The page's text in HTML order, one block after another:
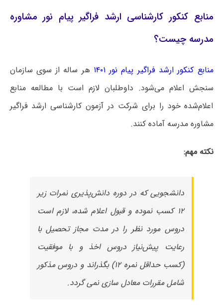
منابع کنکور کارشناسی ارشد فراگیر پیام نور مشاوره
مدرسه چیست؟
منابع کنکور ارشد فراگیر پیام نور ۱۴۰۱
هر ساله از سوی سازمان
سنجش اعلام می‌شود. داوطلبان لازم است با مطالعه منابع
اعلام‌شده خود را برای شرکت در آزمون کارشناسی ارشد فراگیر
مشاوره مدرسه آماده کنند.
نکته مهم:
دانشجویی که در دوره دانش‌پذیری نمرات زیر
۱۲ کسب نموده و قبول اعلام شده، لازم است
دروس مورد نظر را در مدت مجاز تحصیل با
رعایت پیش‌نیاز دروس اخذ و با موفقیت
(کسب حداقل نمره ۱۲) بگذراند و دروس مذکور
شامل مقررات معادل سازی نمی گردد.